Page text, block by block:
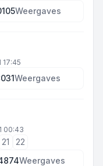
Weergaves
17:45
Weergaves
00:43
21
22
Weergaves